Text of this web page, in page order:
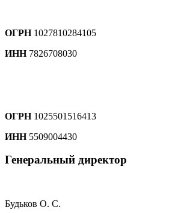
ОГРН1027810284105
ИНН7826708030
ОГРН1025501516413
ИНН5509004430
Генеральный директор
Будьков О. С.